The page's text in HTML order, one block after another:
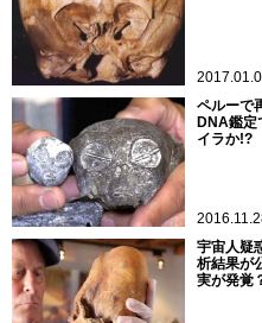
ペルーで
DNA鑑定
イラか!?
宇宙人疑
析結果が
実が発覚